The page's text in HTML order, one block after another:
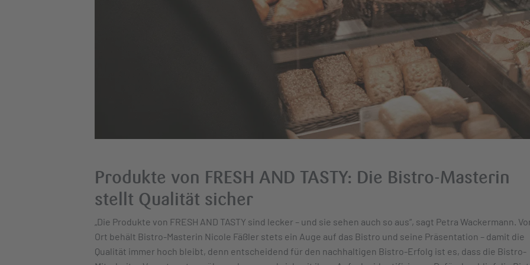
Produkte von FRESH AND TASTY: Die Bistro-Masterin
stellt Qualität sicher
„Die Produkte von FRESH AND TASTY sind lecker – und sie sehen auch so aus“, sagt Petra Wackermann.
Ort behält Bistro-Masterin Nicole Fäßler stets ein Auge auf das Bistro und seine Präsentation – damit die
Qualität immer hoch bleibt, denn entscheidend für den nachhaltigen Bistro-Erfolg ist es, dass die Bistro-